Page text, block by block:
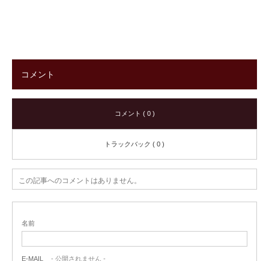
コメント
コメント ( 0 )
トラックバック ( 0 )
この記事へのコメントはありません。
名前
E-MAIL - 公開されません -